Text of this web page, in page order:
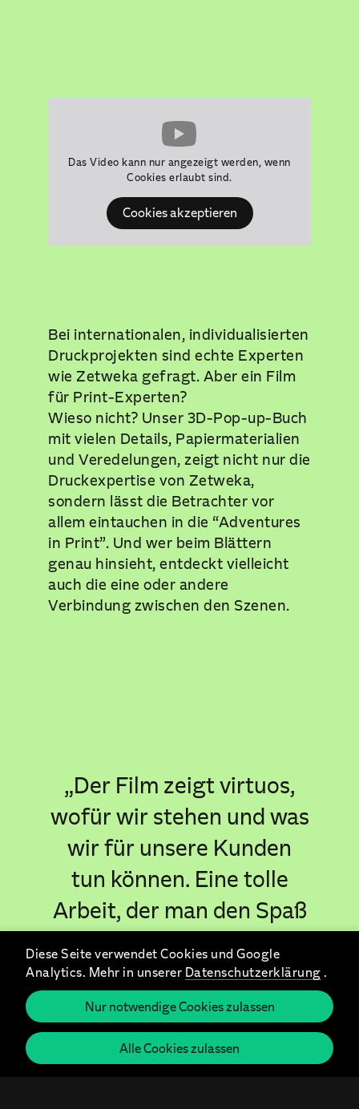
Diese Seite verwendet Cookies und Google
Analytics. Mehr in unserer Datenschutzerklärung .
Nur notwendige Cookies zulassen
Alle Cookies zulassen
Das Video kann nur angezeigt werden, wenn
Cookies erlaubt sind.
Cookies akzeptieren
Bei internationalen, individualisierten
Druckprojekten sind echte Experten
wie Zetweka gefragt. Aber ein Film
für Print-Experten?
Wieso nicht? Unser 3D-Pop-up-Buch
mit vielen Details, Papiermaterialien
und Veredelungen, zeigt nicht nur die
Druckexpertise von Zetweka,
sondern lässt die Betrachter vor
allem eintauchen in die “Adventures
in Print”. Und wer beim Blättern
genau hinsieht, entdeckt vielleicht
auch die eine oder andere
Verbindung zwischen den Szenen.
„Der Film zeigt virtuos,
wofür wir stehen und was
wir für unsere Kunden
tun können. Eine tolle
Arbeit, der man den Spaß
bei der Sache, die
Kreativität und die
Expertise des Bär Tiger
Wolf-Teams ansieht.“